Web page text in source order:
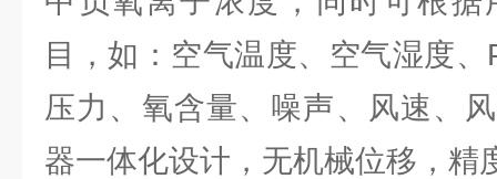
目，如：空气温度、空气湿度
压力、氧含量、噪声、风速、
器一体化设计，无机械位移，精